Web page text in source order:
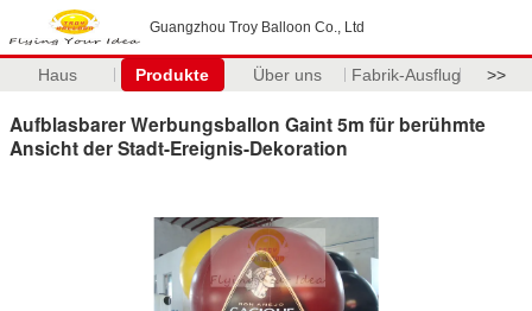
Guangzhou Troy Balloon Co., Ltd
Haus Produkte Über uns Fabrik-Ausflug >>
Aufblasbarer Werbungsballon Gaint 5m für berühmte
Ansicht der Stadt-Ereignis-Dekoration